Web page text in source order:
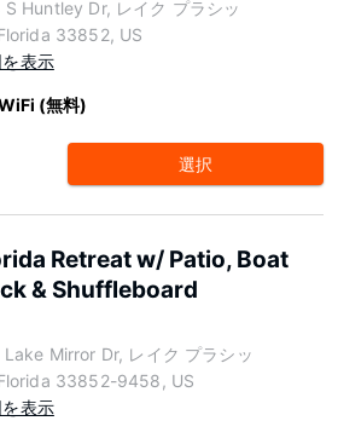
Huntley Dr, レイク プラシッ
33852, US
表示
(無料)
選択
Retreat w/ Patio, Boat
& Shuffleboard
Mirror Dr, レイク プラシッ
33852-9458, US
表示